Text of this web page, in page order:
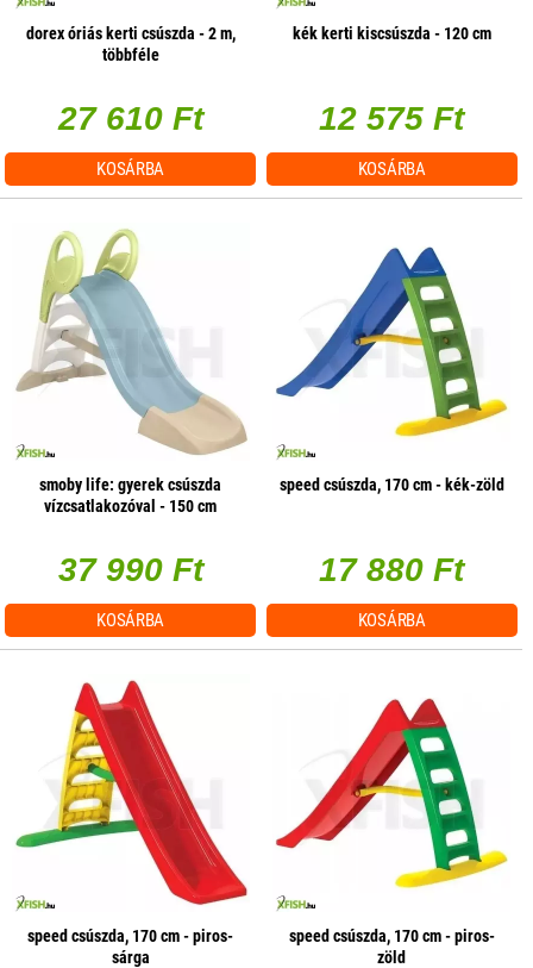
dorex óriás kerti csúszda - 2 m,
többféle
27 610 Ft
KOSÁRBA
kék kerti kiscsúszda - 120 cm
12 575 Ft
KOSÁRBA
smoby life: gyerek csúszda
vízcsatlakozóval - 150 cm
37 990 Ft
KOSÁRBA
speed csúszda, 170 cm - kék-zöld
17 880 Ft
KOSÁRBA
speed csúszda, 170 cm - piros-
sárga
speed csúszda, 170 cm - piros-
zöld